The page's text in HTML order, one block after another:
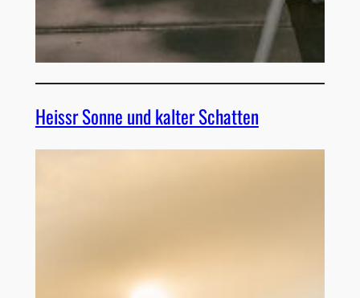
Heissr Sonne und kalter Schatten